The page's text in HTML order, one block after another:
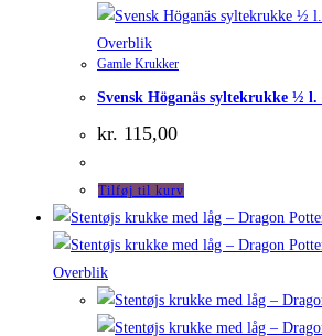
Overblik
Gamle Krukker
Svensk Höganäs syltekrukke ½ l.
kr. 115,00
Tilføj til kurv
Overblik